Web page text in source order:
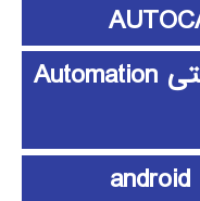
آموزش اتوماسیون صنعتی Automation